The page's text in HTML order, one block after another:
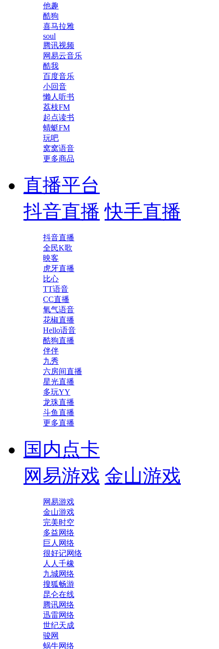
他趣
酷狗
喜马拉雅
soul
腾讯视频
网易云音乐
酷我
百度音乐
小回音
懒人听书
荔枝FM
起点读书
蜻蜓FM
玩吧
窝窝语音
更多商品
直播平台
抖音直播 快手直播
抖音直播
全民K歌
映客
虎牙直播
比心
TT语音
CC直播
氧气语音
花椒直播
Hello语音
酷狗直播
伴伴
九秀
六房间直播
星光直播
多玩YY
龙珠直播
斗鱼直播
更多直播
国内点卡
网易游戏 金山游戏
网易游戏
金山游戏
完美时空
多益网络
巨人网络
很好记网络
人人千橡
九城网络
搜狐畅游
昆仑在线
腾讯网络
迅雷网络
世纪天成
骏网
蜗牛网络